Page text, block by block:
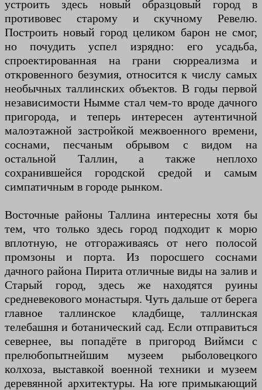
устроить здесь новый образцовый город в
противовес старому и скучному Ревелю.
Построить новый город целиком барон не смог,
но почудить успел изрядно: его усадьба,
спроектированная на грани сюрреализма и
откровенного безумия, относится к числу самых
необычных таллинских объектов. В годы первой
независимости Нымме стал чем-то вроде дачного
пригорода, и теперь интересен аутентичной
малоэтажной застройкой межвоенного времени,
соснами, песчаным обрывом с видом на
остальной Таллин, а также неплохо
сохранившейся городской средой и самым
симпатичным в городе рынком.
Восточные районы Таллина интересны хотя бы
тем, что только здесь город подходит к морю
вплотную, не отгораживаясь от него полосой
промзоны и порта. Из поросшего соснами
дачного района Пирита отличные виды на залив и
Старый город, здесь же находятся руины
средневекового монастыря. Чуть дальше от берега
главное таллинское кладбище, таллинская
телебашня и ботанический сад. Если отправиться
севернее, вы попадёте в пригород Виймси с
прелюбопытнейшим музеем рыболовецкого
колхоза, выставкой военной техники и музеем
деревянной архитектуры. На юге примыкающий